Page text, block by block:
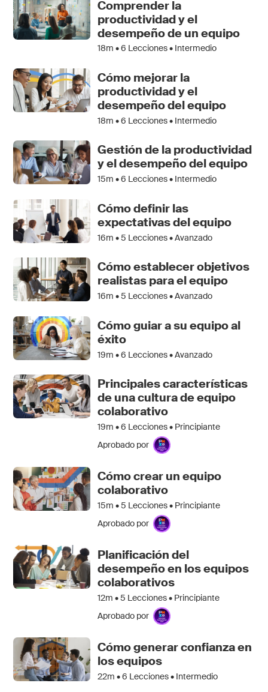
Comprender la
productividad y el
desempeño de un equipo
18m •6 Lecciones • Intermedio
Cómo mejorar la
productividad y el
desempeño del equipo
18m •6 Lecciones • Intermedio
Gestión de la productividad
y el desempeño del equipo
15m •6 Lecciones • Intermedio
Cómo definir las
expectativas del equipo
16m •5 Lecciones • Avanzado
Cómo establecer objetivos
realistas para el equipo
16m •5 Lecciones • Avanzado
Cómo guiar a su equipo al
éxito
19m •6 Lecciones • Avanzado
Principales características
de una cultura de equipo
colaborativo
19m •6 Lecciones • Principiante
Aprobado por
Cómo crear un equipo
colaborativo
15m •5 Lecciones • Principiante
Aprobado por
Planificación del
desempeño en los equipos
colaborativos
12m •5 Lecciones • Principiante
Aprobado por
Cómo generar confianza en
los equipos
22m •6 Lecciones • Intermedio